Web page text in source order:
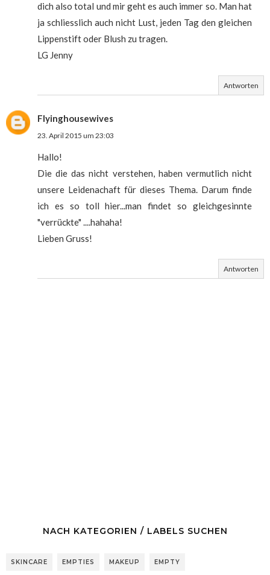
dich also total und mir geht es auch immer so. Man hat
ja schliesslich auch nicht Lust, jeden Tag den gleichen
Lippenstift oder Blush zu tragen.
LG Jenny
Antworten
Flyinghousewives
23. April 2015 um 23:03
Hallo!
Die die das nicht verstehen, haben vermutlich nicht
unsere Leidenachaft für dieses Thema. Darum finde
ich es so toll hier...man findet so gleichgesinnte
"verrückte" ....hahaha!
Lieben Gruss!
Antworten
NACH KATEGORIEN / LABELS SUCHEN
SKINCARE EMPTIES MAKEUP EMPTY